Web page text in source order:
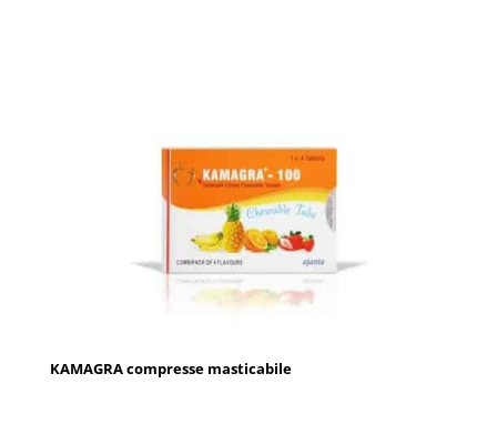
KAMAGRA compresse masticabile